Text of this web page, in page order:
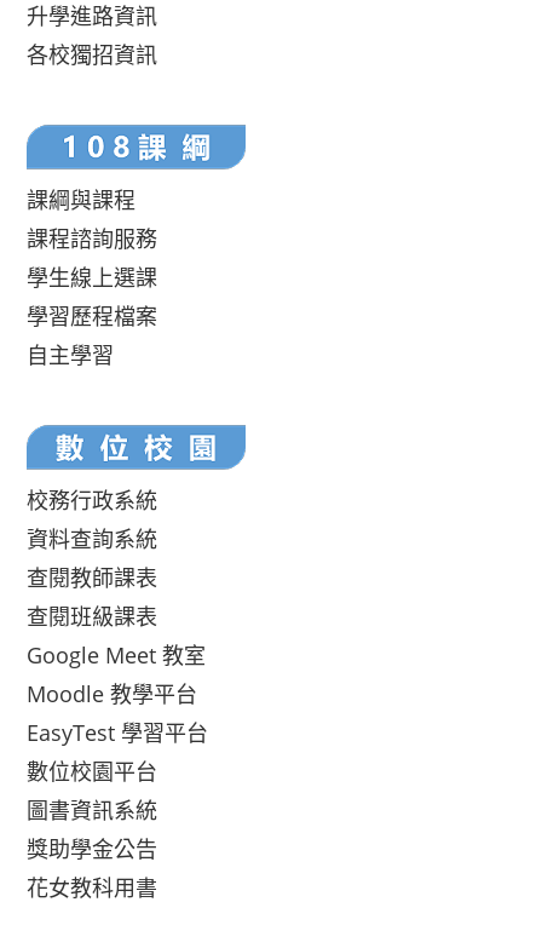
升學進路資訊
各校獨招資訊
課綱與課程
課程諮詢服務
學生線上選課
學習歷程檔案
自主學習
校務行政系統
資料查詢系統
查閱教師課表
查閱班級課表
Google Meet 教室
Moodle 教學平台
EasyTest 學習平台
數位校園平台
圖書資訊系統
獎助學金公告
花女教科用書